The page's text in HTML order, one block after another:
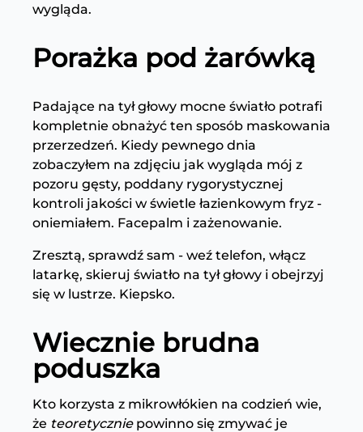
wygląda.
Porażka pod żarówką
Padające na tył głowy mocne światło potrafi
kompletnie obnażyć ten sposób maskowania
przerzedzeń. Kiedy pewnego dnia
zobaczyłem na zdjęciu jak wygląda mój z
pozoru gęsty, poddany rygorystycznej
kontroli jakości w świetle łazienkowym fryz -
oniemiałem. Facepalm i zażenowanie.
Zresztą, sprawdź sam - weź telefon, włącz
latarkę, skieruj światło na tył głowy i obejrzyj
się w lustrze. Kiepsko.
Wiecznie brudna
poduszka
Kto korzysta z mikrowłókien na codzień wie,
że teoretyczniepowinno się zmywać je